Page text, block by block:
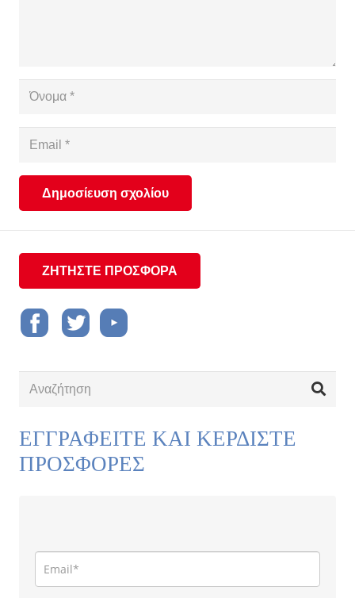
Δημοσίευση σχολίου
ΖΗΤΗΣΤΕ ΠΡΟΣΦΟΡΑ
ΕΓΓΡΑΦΕΙΤΕ ΚΑΙ ΚΕΡΔΙΣΤΕ
ΠΡΟΣΦΟΡΕΣ